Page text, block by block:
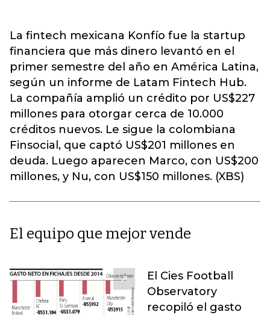
La fintech mexicana Konfío fue la startup
financiera que más dinero levantó en el
primer semestre del año en América Latina,
según un informe de Latam Fintech Hub.
La compañía amplió un crédito por US$227
millones para otorgar cerca de 10.000
créditos nuevos. Le sigue la colombiana
Finsocial, que captó US$201 millones en
deuda. Luego aparecen Marco, con US$200
millones, y Nu, con US$150 millones. (XBS)
El equipo que mejor vende
El Cies Football
Observatory
recopiló el gasto